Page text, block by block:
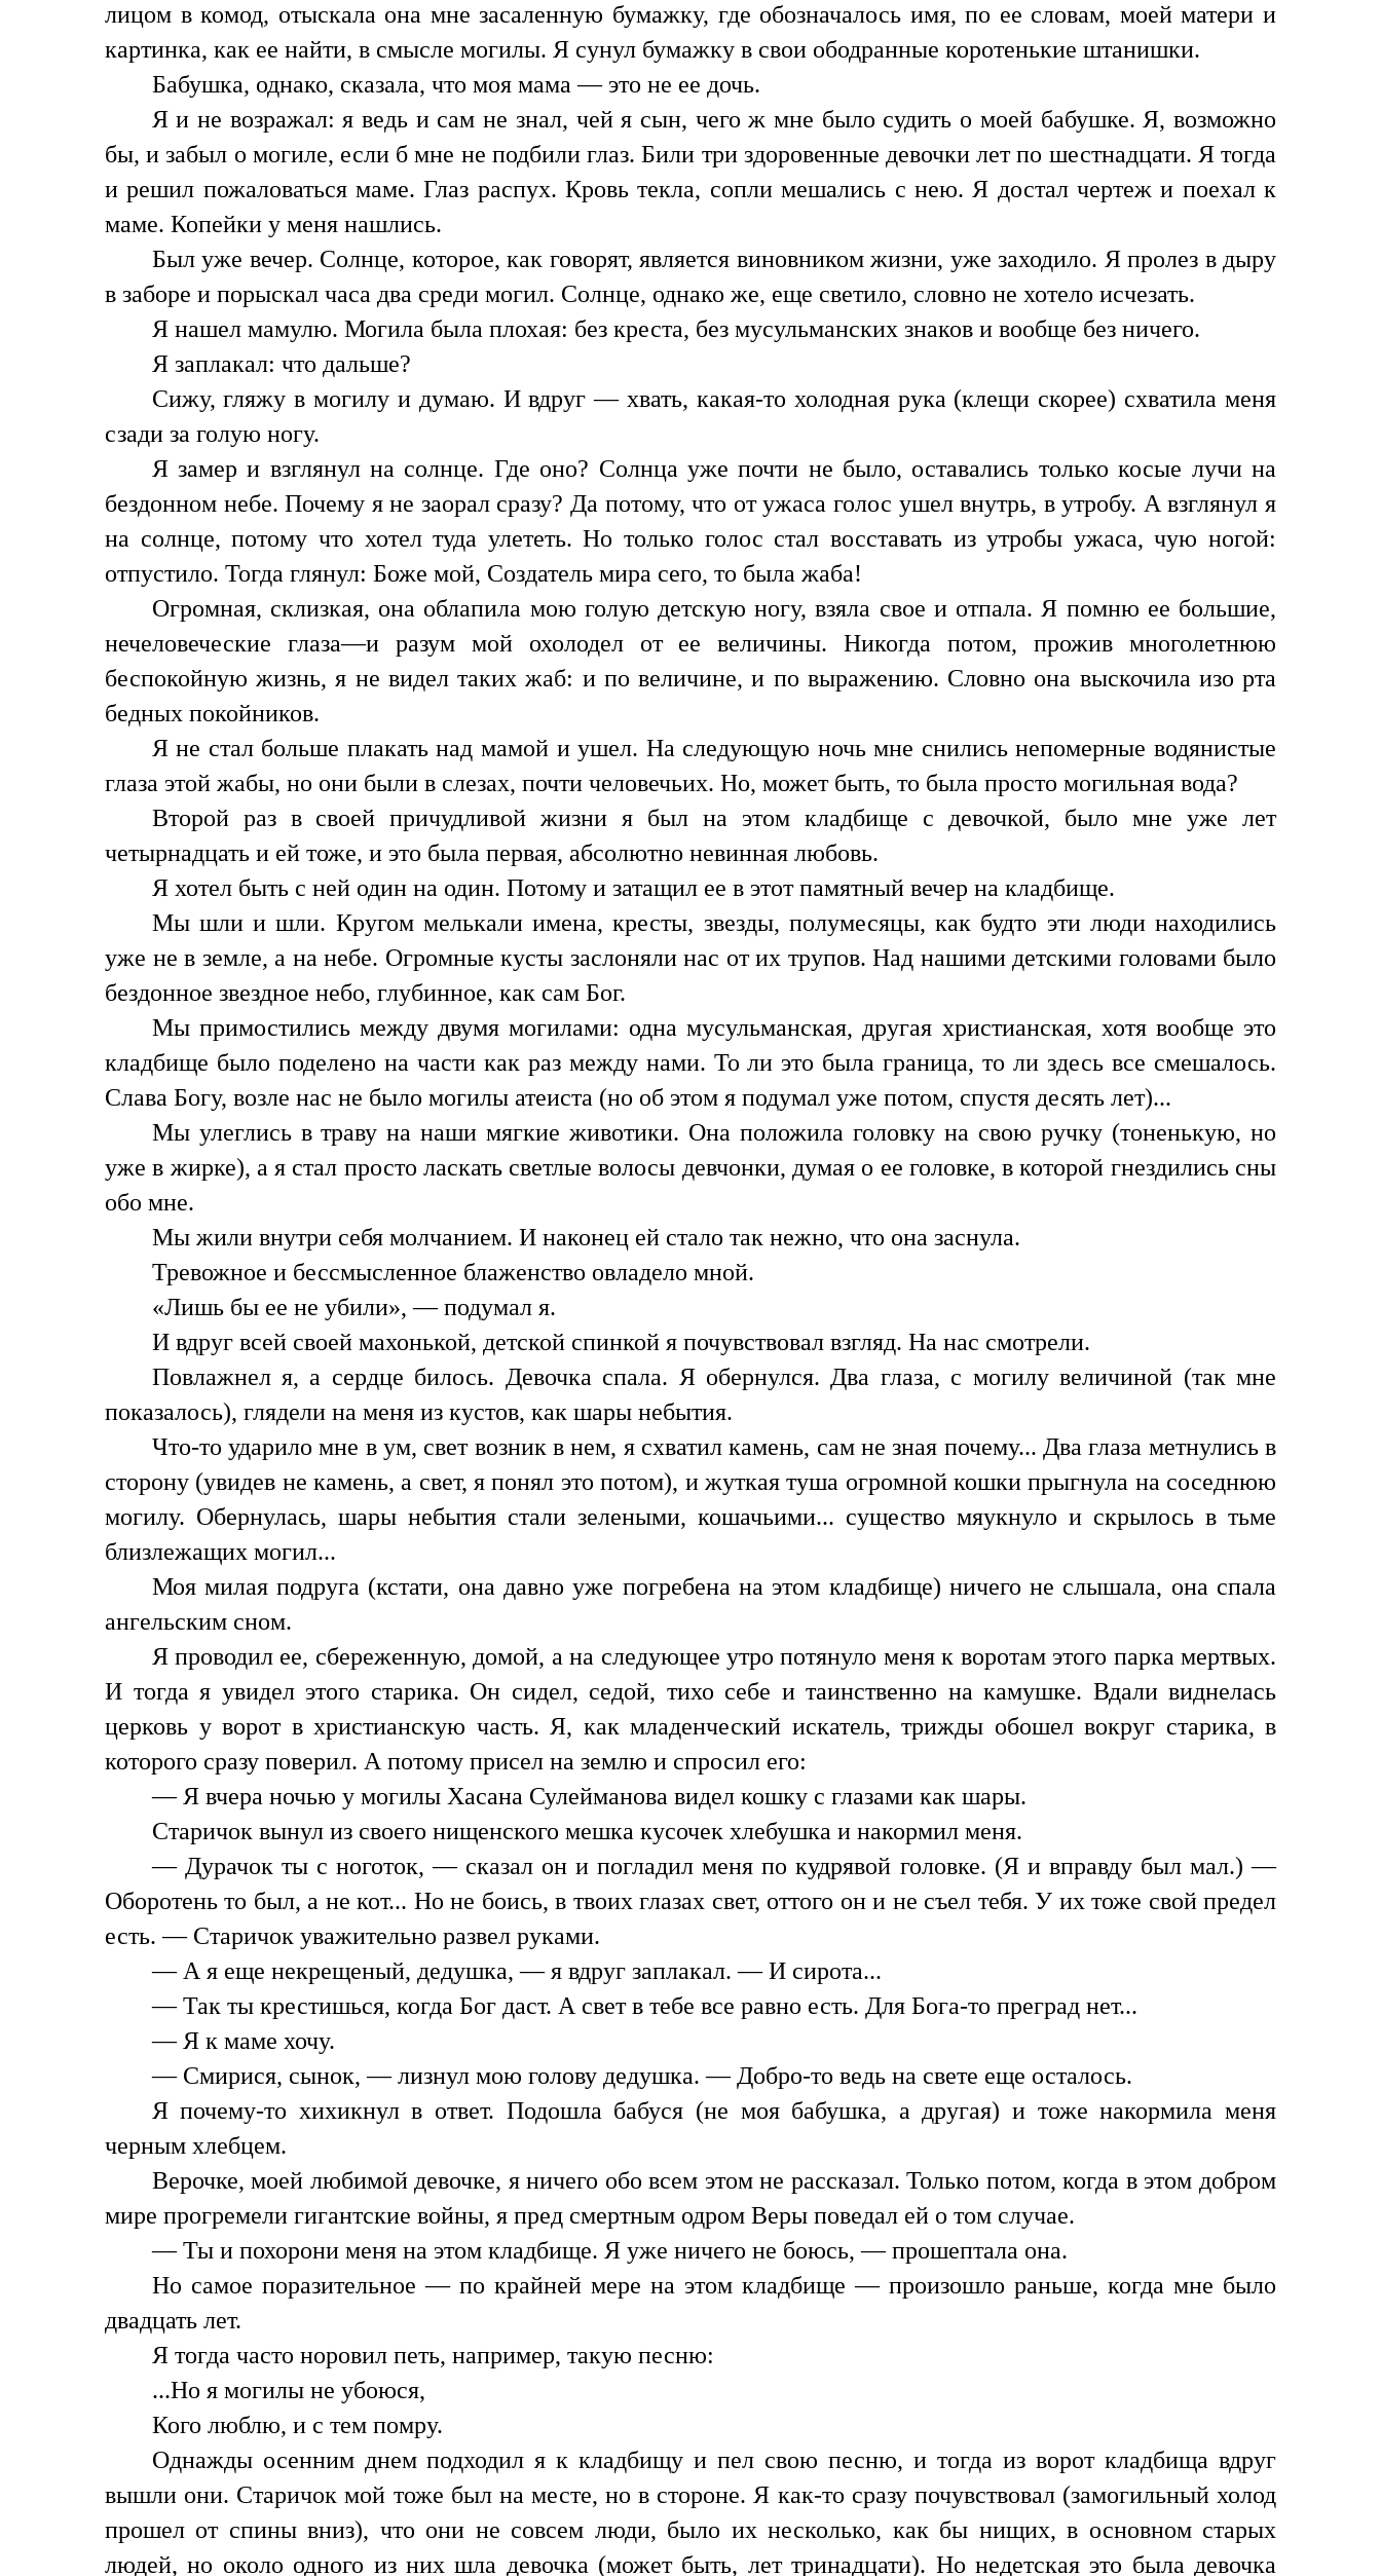
лицом в комод, отыскала она мне засаленную бумажку, где обозначалось имя, по ее словам, моей матери и
картинка, как ее найти, в смысле могилы. Я сунул бумажку в свои ободранные коротенькие штанишки.
Бабушка, однако, сказала, что моя мама — это не ее дочь.
Я и не возражал: я ведь и сам не знал, чей я сын, чего ж мне было судить о моей бабушке. Я, возможно
бы, и забыл о могиле, если б мне не подбили глаз. Били три здоровенные девочки лет по шестнадцати. Я тогда
и решил пожаловаться маме. Глаз распух. Кровь текла, сопли мешались с нею. Я достал чертеж и поехал к
маме. Копейки у меня нашлись.
Был уже вечер. Солнце, которое, как говорят, является виновником жизни, уже заходило. Я пролез в дыру
в заборе и порыскал часа два среди могил. Солнце, однако же, еще светило, словно не хотело исчезать.
Я нашел мамулю. Могила была плохая: без креста, без мусульманских знаков и вообще без ничего.
Я заплакал: что дальше?
Сижу, гляжу в могилу и думаю. И вдруг — хвать, какая-то холодная рука (клещи скорее) схватила меня
сзади за голую ногу.
Я замер и взглянул на солнце. Где оно? Солнца уже почти не было, оставались только косые лучи на
бездонном небе. Почему я не заорал сразу? Да потому, что от ужаса голос ушел внутрь, в утробу. А взглянул я
на солнце, потому что хотел туда улететь. Но только голос стал восставать из утробы ужаса, чую ногой:
отпустило. Тогда глянул: Боже мой, Создатель мира сего, то была жаба!
Огромная, склизкая, она облапила мою голую детскую ногу, взяла свое и отпала. Я помню ее большие,
нечеловеческие глаза—и разум мой охолодел от ее величины. Никогда потом, прожив многолетнюю
беспокойную жизнь, я не видел таких жаб: и по величине, и по выражению. Словно она выскочила изо рта
бедных покойников.
Я не стал больше плакать над мамой и ушел. На следующую ночь мне снились непомерные водянистые
глаза этой жабы, но они были в слезах, почти человечьих. Но, может быть, то была просто могильная вода?
Второй раз в своей причудливой жизни я был на этом кладбище с девочкой, было мне уже лет
четырнадцать и ей тоже, и это была первая, абсолютно невинная любовь.
Я хотел быть с ней один на один. Потому и затащил ее в этот памятный вечер на кладбище.
Мы шли и шли. Кругом мелькали имена, кресты, звезды, полумесяцы, как будто эти люди находились
уже не в земле, а на небе. Огромные кусты заслоняли нас от их трупов. Над нашими детскими головами было
бездонное звездное небо, глубинное, как сам Бог.
Мы примостились между двумя могилами: одна мусульманская, другая христианская, хотя вообще это
кладбище было поделено на части как раз между нами. То ли это была граница, то ли здесь все смешалось.
Слава Богу, возле нас не было могилы атеиста (но об этом я подумал уже потом, спустя десять лет)...
Мы улеглись в траву на наши мягкие животики. Она положила головку на свою ручку (тоненькую, но
уже в жирке), а я стал просто ласкать светлые волосы девчонки, думая о ее головке, в которой гнездились сны
обо мне.
Мы жили внутри себя молчанием. И наконец ей стало так нежно, что она заснула.
Тревожное и бессмысленное блаженство овладело мной.
«Лишь бы ее не убили», — подумал я.
И вдруг всей своей махонькой, детской спинкой я почувствовал взгляд. На нас смотрели.
Повлажнел я, а сердце билось. Девочка спала. Я обернулся. Два глаза, с могилу величиной (так мне
показалось), глядели на меня из кустов, как шары небытия.
Что-то ударило мне в ум, свет возник в нем, я схватил камень, сам не зная почему... Два глаза метнулись в
сторону (увидев не камень, а свет, я понял это потом), и жуткая туша огромной кошки прыгнула на соседнюю
могилу. Обернулась, шары небытия стали зелеными, кошачьими... существо мяукнуло и скрылось в тьме
близлежащих могил...
Моя милая подруга (кстати, она давно уже погребена на этом кладбище) ничего не слышала, она спала
ангельским сном.
Я проводил ее, сбереженную, домой, а на следующее утро потянуло меня к воротам этого парка мертвых.
И тогда я увидел этого старика. Он сидел, седой, тихо себе и таинственно на камушке. Вдали виднелась
церковь у ворот в христианскую часть. Я, как младенческий искатель, трижды обошел вокруг старика, в
которого сразу поверил. А потому присел на землю и спросил его:
— Я вчера ночью у могилы Хасана Сулейманова видел кошку с глазами как шары.
Старичок вынул из своего нищенского мешка кусочек хлебушка и накормил меня.
— Дурачок ты с ноготок, — сказал он и погладил меня по кудрявой головке. (Я и вправду был мал.) —
Оборотень то был, а не кот... Но не боись, в твоих глазах свет, оттого он и не съел тебя. У их тоже свой предел
есть. — Старичок уважительно развел руками.
— А я еще некрещеный, дедушка, — я вдруг заплакал. — И сирота...
— Так ты крестишься, когда Бог даст. А свет в тебе все равно есть. Для Бога-то преград нет...
— Я к маме хочу.
— Смирися, сынок, — лизнул мою голову дедушка. — Добро-то ведь на свете еще осталось.
Я почему-то хихикнул в ответ. Подошла бабуся (не моя бабушка, а другая) и тоже накормила меня
черным хлебцем.
Верочке, моей любимой девочке, я ничего обо всем этом не рассказал. Только потом, когда в этом добром
мире прогремели гигантские войны, я пред смертным одром Веры поведал ей о том случае.
— Ты и похорони меня на этом кладбище. Я уже ничего не боюсь, — прошептала она.
Но самое поразительное — по крайней мере на этом кладбище — произошло раньше, когда мне было
двадцать лет.
Я тогда часто норовил петь, например, такую песню:
...Но я могилы не убоюся,
Кого люблю, и с тем помру.
Однажды осенним днем подходил я к кладбищу и пел свою песню, и тогда из ворот кладбища вдруг
вышли они. Старичок мой тоже был на месте, но в стороне. Я как-то сразу почувствовал (замогильный холод
прошел от спины вниз), что они не совсем люди, было их несколько, как бы нищих, в основном старых
людей, но около одного из них шла девочка (может быть, лет тринадцати). Но недетская это была девочка